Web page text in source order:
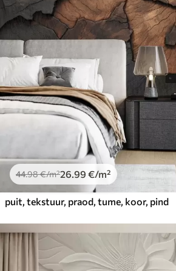
44.98€/m²26.99 €/m²
puit, tekstuur, praod, tume, koor, pind